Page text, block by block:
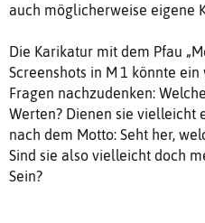
auch möglicherweise eigene
Die Karikatur mit dem Pfau
Screenshots in M 1 könnte
Fragen nachzudenken:
Werten? Dienen sie vielleicht
nach dem Motto: Seht her,
Sind sie also vielleicht doch
Sein?